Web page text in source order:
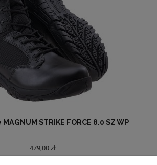
STRIKE FORCE 8.0 SZ WP
479,00 zł